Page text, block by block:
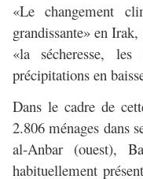
«Le changement
grandissante» en
«la sécheresse,
précipitations en
Dans le cadre de
2.806 ménages dans
al-Anbar (ouest),
habituellement